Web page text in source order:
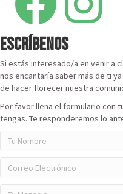
escríbenos
Si estás interesado/a en venir a
nos encantaría saber más de ti
de hacer florecer nuestra
Por favor llena el formulario con
tengas. Te responderemos lo